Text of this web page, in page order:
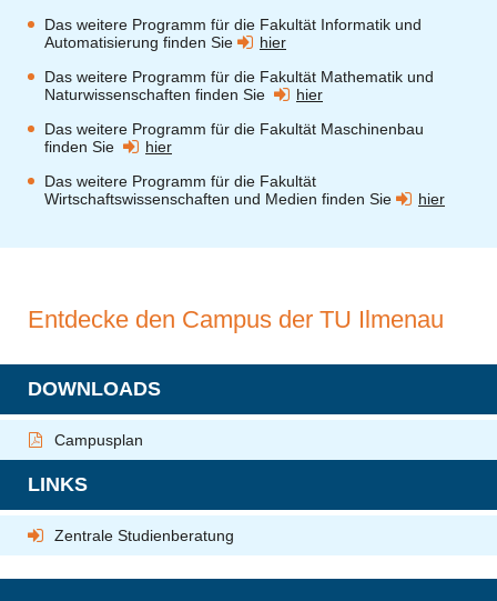
Das weitere Programm für die Fakultät Informatik und
Automatisierung finden Sie
hier
Das weitere Programm für die Fakultät Mathematik und
Naturwissenschaften finden Sie
hier
Das weitere Programm für die Fakultät Maschinenbau
finden Sie
hier
Das weitere Programm für die Fakultät
Wirtschaftswissenschaften und Medien finden Sie
hier
Entdecke den Campus der TU Ilmenau
DOWNLOADS
Campusplan
LINKS
Zentrale Studienberatung